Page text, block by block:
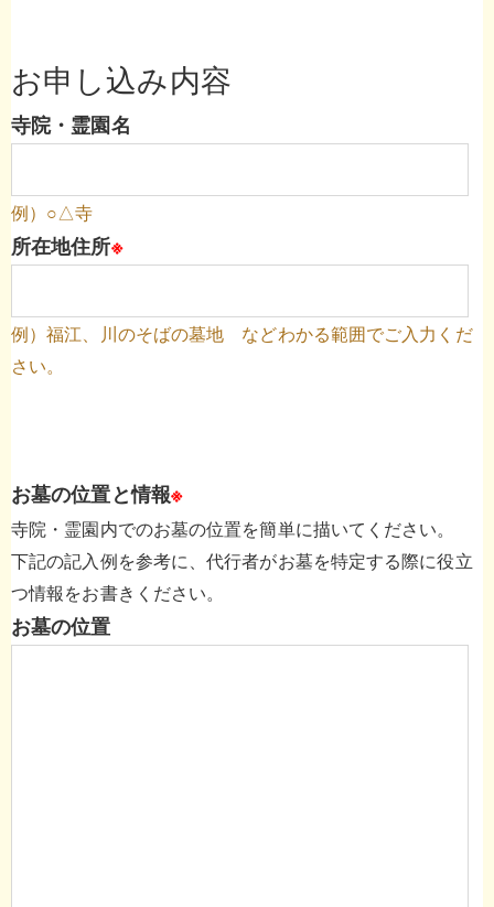
お申し込み内容
寺院・霊園名
例）○△寺
所在地住所※
例）福江、川のそばの墓地 などわかる範囲でご入力くだ
さい。
お墓の位置と情報※
寺院・霊園内でのお墓の位置を簡単に描いてください。
下記の記入例を参考に、代行者がお墓を特定する際に役立
つ情報をお書きください。
お墓の位置